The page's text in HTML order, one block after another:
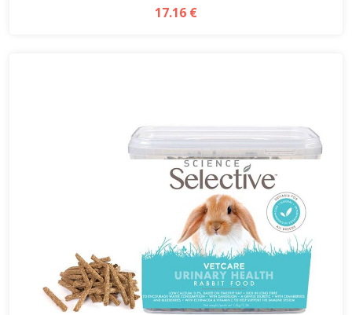
17.16 €